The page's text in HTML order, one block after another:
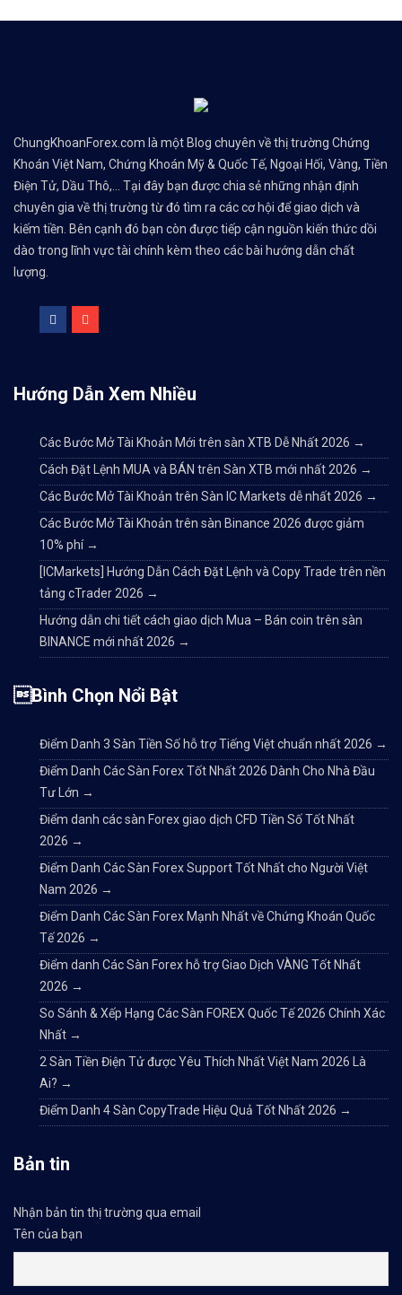
ChungKhoanForex.com là một Blog chuyên về thị trường Chứng
Khoán Việt Nam, Chứng Khoán Mỹ & Quốc Tế, Ngoại Hối, Vàng, Tiền
Điện Tử, Dầu Thô,... Tại đây bạn được chia sẻ những nhận định
chuyên gia về thị trường từ đó tìm ra các cơ hội để giao dịch và
kiếm tiền. Bên cạnh đó bạn còn được tiếp cận nguồn kiến thức dồi
dào trong lĩnh vực tài chính kèm theo các bài hướng dẫn chất
lượng.
Hướng Dẫn Xem Nhiều
Các Bước Mở Tài Khoản Mới trên sàn XTB Dễ Nhất 2026 →
Cách Đặt Lệnh MUA và BÁN trên Sàn XTB mới nhất 2026 →
Các Bước Mở Tài Khoản trên Sàn IC Markets dễ nhất 2026 →
Các Bước Mở Tài Khoản trên sàn Binance 2026 được giảm
10% phí →
[ICMarkets] Hướng Dẫn Cách Đặt Lệnh và Copy Trade trên nền
tảng cTrader 2026 →
Hướng dẫn chi tiết cách giao dịch Mua – Bán coin trên sàn
BINANCE mới nhất 2026 →
Bình Chọn Nổi Bật
Điểm Danh 3 Sàn Tiền Số hỗ trợ Tiếng Việt chuẩn nhất 2026 →
Điểm Danh Các Sàn Forex Tốt Nhất 2026 Dành Cho Nhà Đầu
Tư Lớn →
Điểm danh các sàn Forex giao dịch CFD Tiền Số Tốt Nhất
2026 →
Điểm Danh Các Sàn Forex Support Tốt Nhất cho Người Việt
Nam 2026 →
Điểm Danh Các Sàn Forex Mạnh Nhất về Chứng Khoán Quốc
Tế 2026 →
Điểm danh Các Sàn Forex hỗ trợ Giao Dịch VÀNG Tốt Nhất
2026 →
So Sánh & Xếp Hạng Các Sàn FOREX Quốc Tế 2026 Chính Xác
Nhất →
2 Sàn Tiền Điện Tử được Yêu Thích Nhất Việt Nam 2026 Là
Ai? →
Điểm Danh 4 Sàn CopyTrade Hiệu Quả Tốt Nhất 2026 →
Bản tin
Nhận bản tin thị trường qua email
Tên của bạn